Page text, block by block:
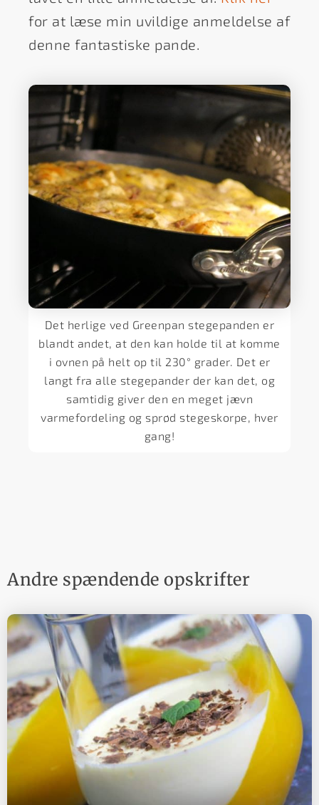
for at læse min uvildige anmeldelse af
denne fantastiske pande.
Det herlige ved Greenpan stegepanden er
blandt andet, at den kan holde til at komme
i ovnen på helt op til 230° grader. Det er
langt fra alle stegepander der kan det, og
samtidig giver den en meget jævn
varmefordeling og sprød stegeskorpe, hver
gang!
Andre spændende opskrifter